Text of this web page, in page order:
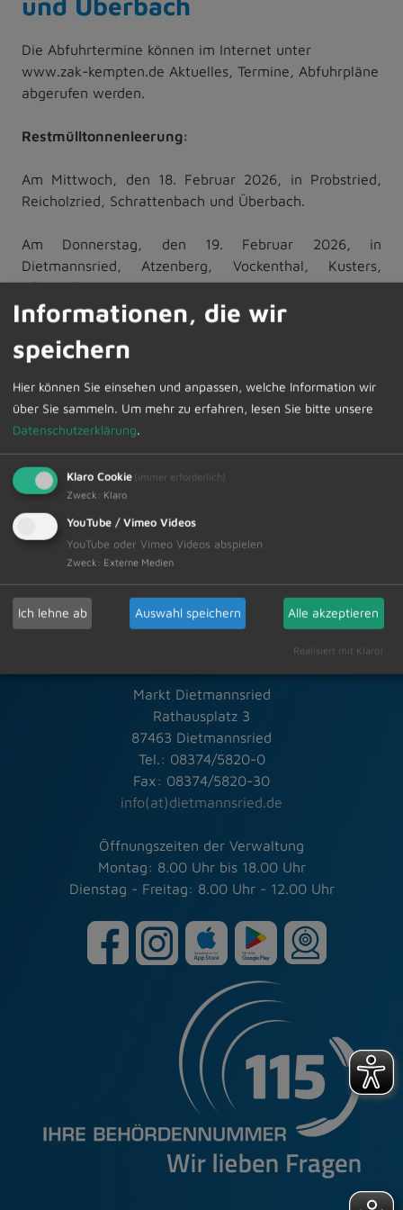
Die Abfuhrtermine können im Internet unter
www.zak-kempten.de Aktuelles, Termine, Abfuhrpläne
abgerufen werden.
Restmülltonnenleerung:
Am Mittwoch, den 18. Februar 2026, in Probstried,
Reicholzried, Schrattenbach und Überbach.
Am Donnerstag, den 19. Februar 2026, in
Dietmannsried, Atzenberg, Vockenthal, Kusters,
Gfällmühle, Langenzeil.
Die Abfuhrtermine können im Internet unter
www.zak-kempten.de
Zur Übersicht
Amtliche Bekanntmachungen Veranstaltungstermine
Schneller Kontakt bei allen Fragen
Markt Dietmannsried
Rathausplatz 3
87463 Dietmannsried
Tel.: 08374/5820-0
Fax: 08374/5820-30
info(at)dietmannsried.de
Öffnungszeiten der Verwaltung
Montag: 8.00 Uhr bis 18.00 Uhr
Dienstag - Freitag: 8.00 Uhr - 12.00 Uhr
Informationen, die wir
speichern
Hier können Sie einsehen und anpassen, welche Information wir
über Sie sammeln. Um mehr zu erfahren, lesen Sie bitte unsere
Datenschutzerklärung.
Klaro Cookie (immer erforderlich)
Zweck : Klaro
YouTube / Vimeo Videos
YouTube oder Vimeo Videos abspielen
Zweck : Externe Medien
Ich lehne ab Auswahl speichern Alle akzeptieren
Realisiert mit Klaro!